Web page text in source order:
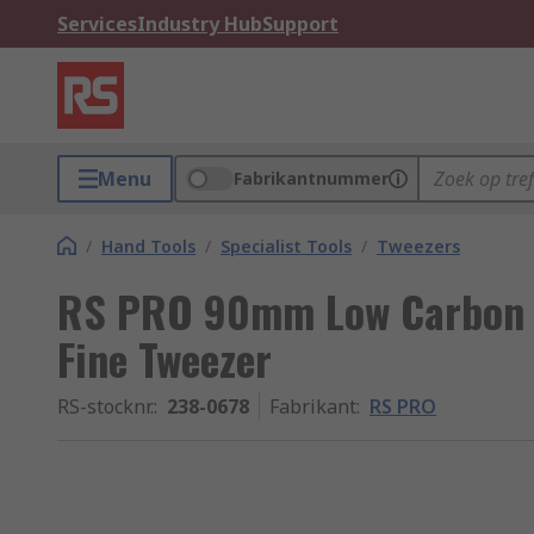
ServicesIndustry HubSupport
Menu Fabrikantnummer
/ Hand Tools / Specialist Tools / Tweezers
RS PRO 90mm Low
Fine Tweezer
RS-stocknr.: 238-0678 Fabrikant: RS PRO